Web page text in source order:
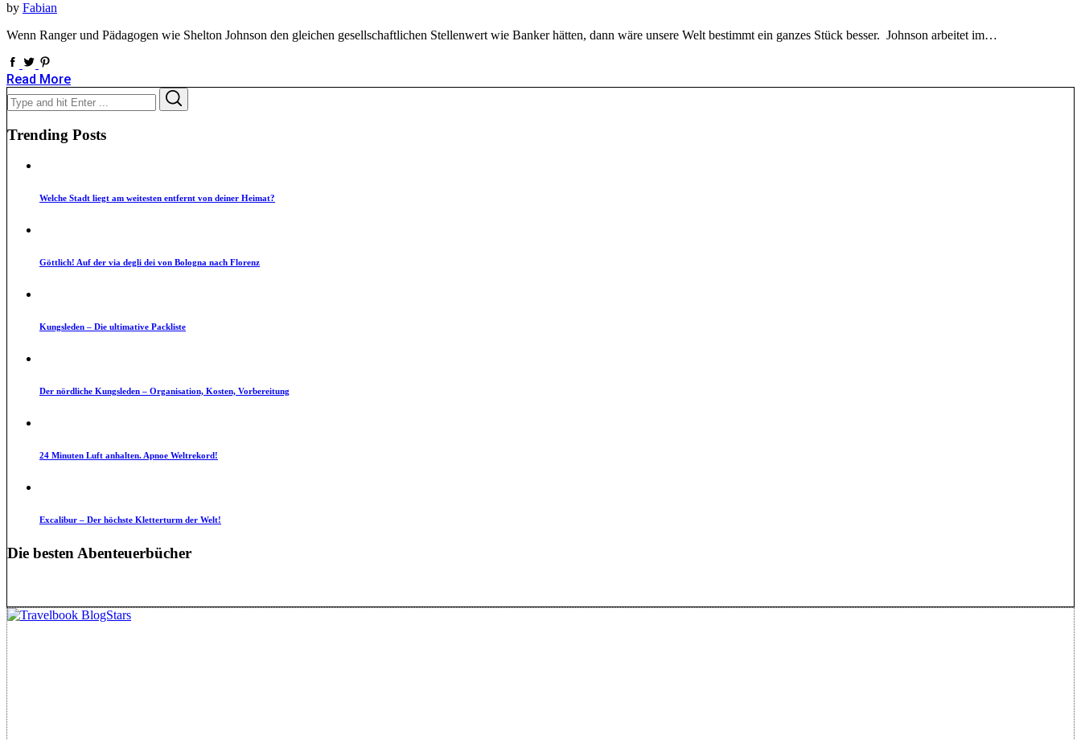
by Fabian
Wenn Ranger und Pädagogen wie Shelton Johnson den gleichen gesellschaftlichen Stellenwert wie Banker hätten, dann wäre unsere Welt bestimmt ein ganzes Stück besser. Johnson arbeitet im…
Read More
Search
for:
Trending Posts
Welche Stadt liegt am weitesten entfernt von deiner Heimat?
Göttlich! Auf der via degli dei von Bologna nach Florenz
Kungsleden – Die ultimative Packliste
Der nördliche Kungsleden – Organisation, Kosten, Vorbereitung
24 Minuten Luft anhalten. Apnoe Weltrekord!
Excalibur – Der höchste Kletterturm der Welt!
Die besten Abenteuerbücher